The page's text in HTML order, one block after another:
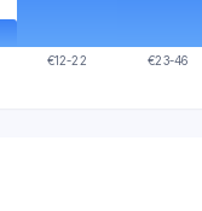
€12-22 €23-46